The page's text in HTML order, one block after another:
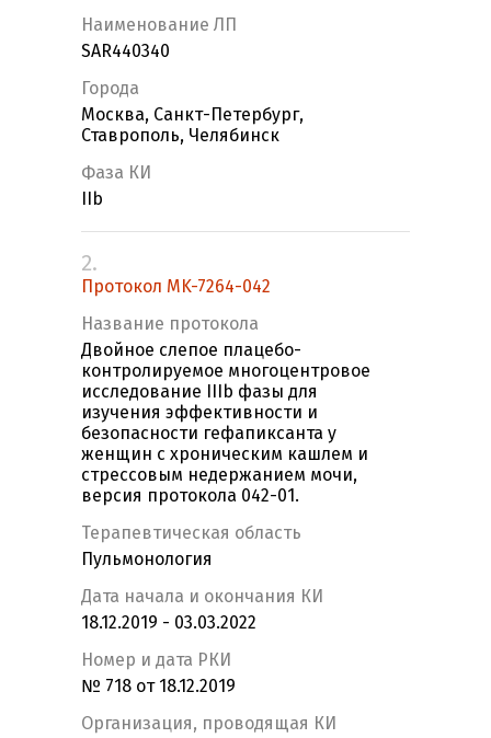
Наименование ЛП
SAR440340
Города
Москва, Санкт-Петербург,
Ставрополь, Челябинск
Фаза КИ
IIb
2.
Протокол MK-7264-042
Название протокола
Двойное слепое плацебо-
контролируемое многоцентровое
исследование IIIb фазы для
изучения эффективности и
безопасности гефапиксанта у
женщин с хроническим кашлем и
стрессовым недержанием мочи,
версия протокола 042-01.
Терапевтическая область
Пульмонология
Дата начала и окончания КИ
18.12.2019 - 03.03.2022
Номер и дата РКИ
№ 718 от 18.12.2019
Организация, проводящая КИ